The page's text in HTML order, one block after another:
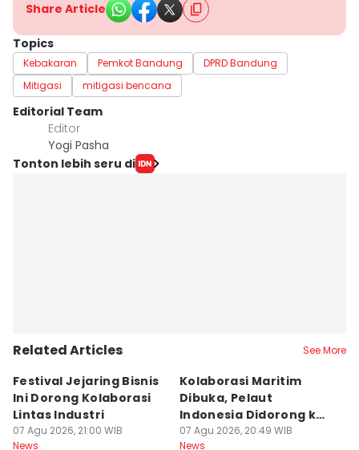
Share Article
Topics
Kebakaran Pemkot Bandung
DPRD Bandung
Mitigasi
mitigasi bencana
Editorial Team
Editor
Yogi Pasha
Tonton lebih seru di
Related Articles See More
Festival Jejaring Bisnis
Ini Dorong Kolaborasi
Lintas Industri
07 Agu 2026, 21:00 WIB
News
Kolaborasi Maritim
Dibuka, Pelaut
Indonesia Didorong ke
Pasar Global
07 Agu 2026, 20:49 WIB
News